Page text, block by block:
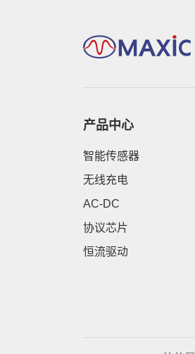
产品中心
智能传感器
无线充电
AC-DC
协议芯片
恒流驱动